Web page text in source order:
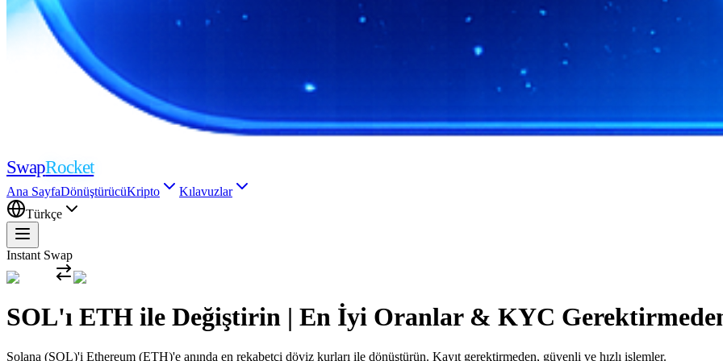
SwapRocket
Ana SayfaDönüştürücüKripto
Kılavuzlar
Türkçe
Instant Swap
SOL'ı ETH ile Değiştirin | En İyi Oranlar & KYC
Solana (SOL)'i Ethereum (ETH)'e anında en rekabetçi döviz kurları ile dönüştürün. Kayıt gerektirmeden, güvenli ve hızlı işlemler.